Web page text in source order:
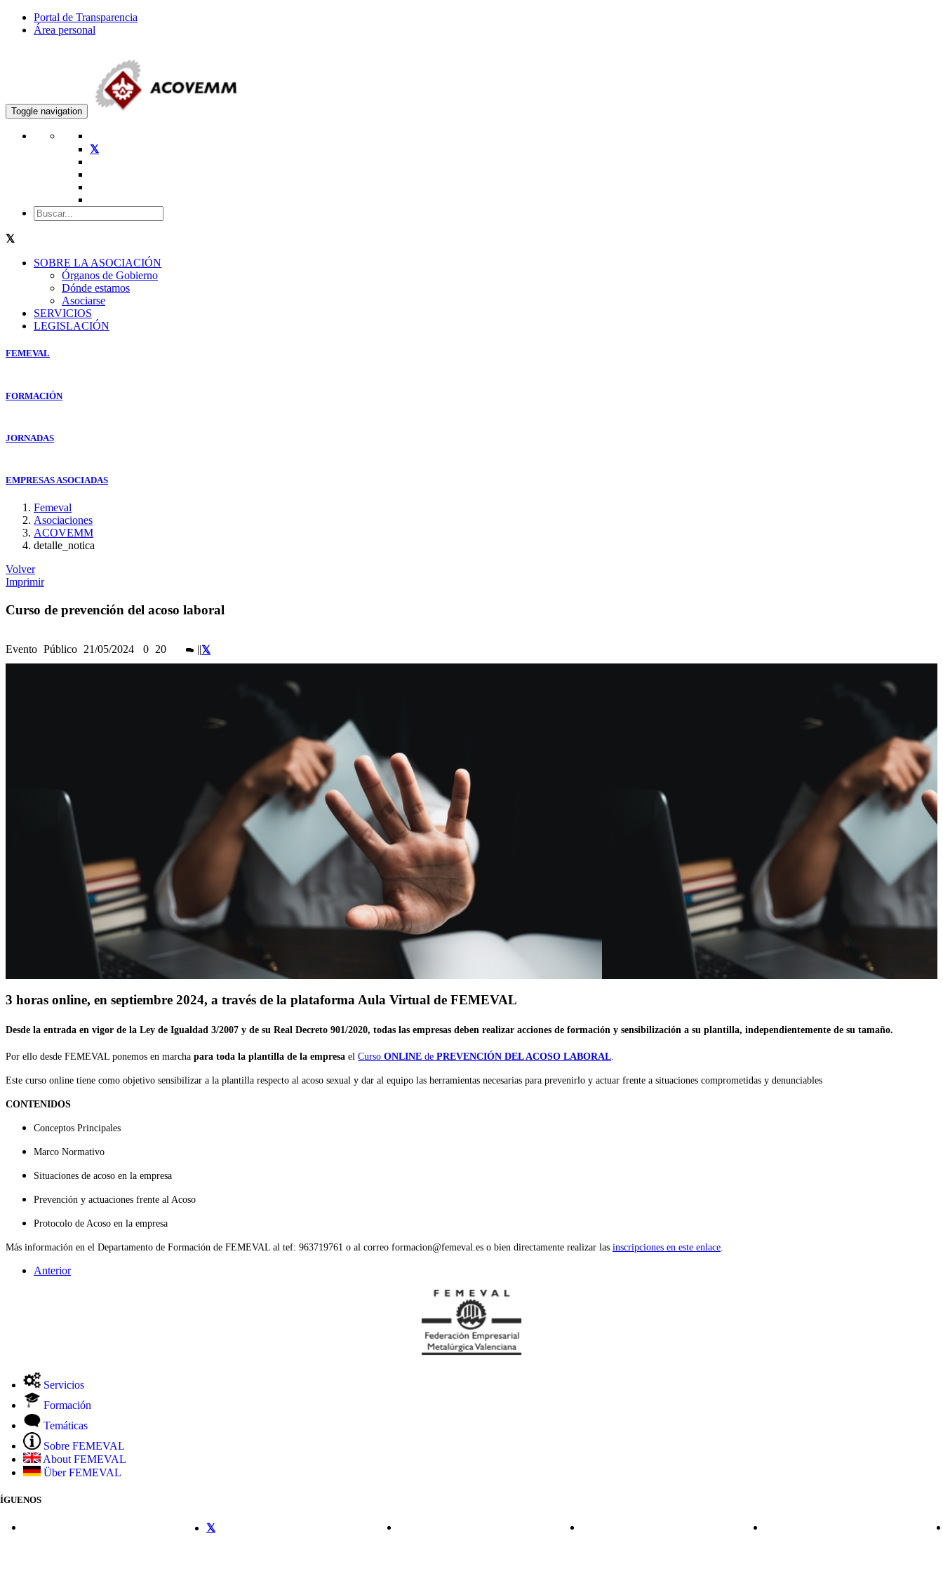
Portal de Transparencia
Área personal
Toggle navigation
SOBRE LA ASOCIACIÓN
Órganos de Gobierno
Dónde estamos
Asociarse
SERVICIOS
LEGISLACIÓN
FEMEVAL
FORMACIÓN
JORNADAS
EMPRESAS ASOCIADAS
Femeval
Asociaciones
ACOVEMM
detalle_notica
Volver
Imprimir
Curso de prevención del acoso laboral
Evento Público 21/05/2024 0 20
3 horas online, en septiembre 2024, a través de la plataforma Aula Virtual de FEMEVAL
Desde la entrada en vigor de la Ley de Igualdad 3/2007 y de su Real Decreto 901/2020, todas las empresas deben realizar acciones de formación y sensibilización a su plantilla, independientemente de su tamaño.
Por ello desde FEMEVAL ponemos en marcha para toda la plantilla de la empresa el Curso ONLINE de PREVENCIÓN DEL ACOSO LABORAL
Este curso online tiene como objetivo sensibilizar a la plantilla respecto al acoso sexual y dar al equipo las herramientas necesarias para prevenirlo y actuar frente a situaciones comprometidas y denunciables
CONTENIDOS
Conceptos Principales
Marco Normativo
Situaciones de acoso en la empresa
Prevención y actuaciones frente al Acoso
Protocolo de Acoso en la empresa
Más información en el Departamento de Formación de FEMEVAL al tef: 963719761 o al correo formacion@femeval.es o bien directamente realizar las inscripciones en este enlace
Anterior
Servicios
Formación
Temáticas
Sobre FEMEVAL
About FEMEVAL
Über FEMEVAL